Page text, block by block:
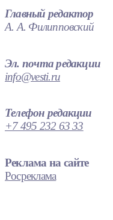
Главный редактор
А. А. Филипповский
Эл. почта редакции
info@vesti.ru
Телефон редакции
+7 495 232 63 33
Реклама на сайте
Росреклама